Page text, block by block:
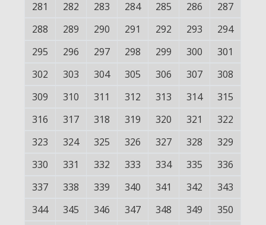
281
282 283 284 285 286
287
288
289 290 291 292 293
294
295
296 297 298 299 300
301
302
303 304 305 306 307
308
309
310 311 312 313 314
315
316
317 318 319 320 321
322
323
324 325 326 327 328
329
330
331 332 333 334 335
336
337
338 339 340 341 342
343
344
345 346 347 348 349
350